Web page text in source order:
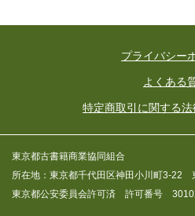
プライバシー
よくある
特定商取引に関する
東京都古書籍商業協同組合
所在地：東京都千代田区神田小川町3-22
東京都公安委員会許可済 許可番号